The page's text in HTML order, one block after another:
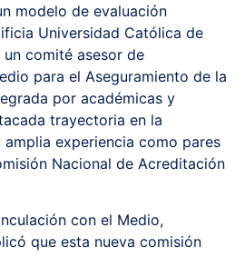
modelo de evaluación
Universidad Católica de
comité asesor de
para el Aseguramiento de la
por académicas y
trayectoria en la
experiencia como pares
Nacional de Acreditación
con el Medio,
que esta nueva comisión